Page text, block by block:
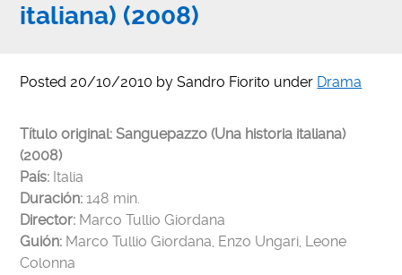
italiana) (2008)
Posted20/10/2010 bySandro Fiorito under Drama
Título original: Sanguepazzo (Una historia italiana)
(2008)
País: Italia
Duración:148 min.
Director: Marco Tullio Giordana
Guión: Marco Tullio Giordana, Enzo Ungari, Leone
Colonna